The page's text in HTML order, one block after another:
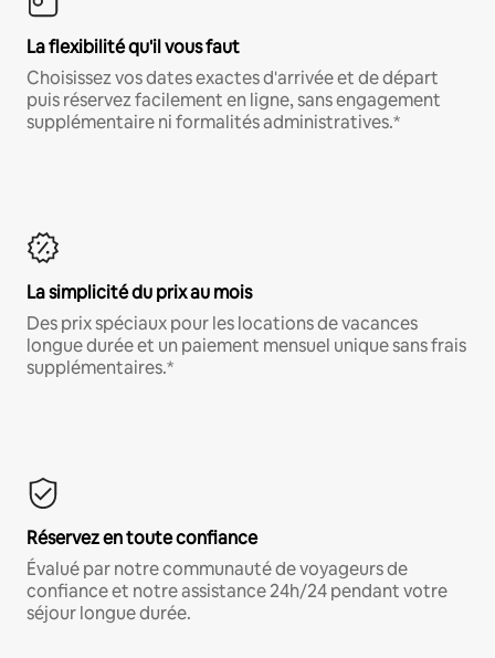
La flexibilité qu'il vous faut
Choisissez vos dates exactes d'arrivée et de départ
puis réservez facilement en ligne, sans engagement
supplémentaire ni formalités administratives.*
La simplicité du prix au mois
Des prix spéciaux pour les locations de vacances
longue durée et un paiement mensuel unique sans frais
supplémentaires.*
Réservez en toute confiance
Évalué par notre communauté de voyageurs de
confiance et notre assistance 24h/24 pendant votre
séjour longue durée.